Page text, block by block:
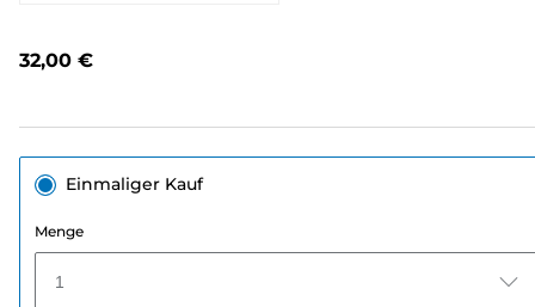
32,00 €
Einmaliger Kauf
Menge
1